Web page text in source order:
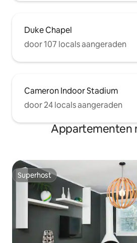
Duke Chapel
door 107 locals aangeraden
Cameron Indoor Stadium
door 24 locals aangeraden
Appartementen
Superhost
Superhost